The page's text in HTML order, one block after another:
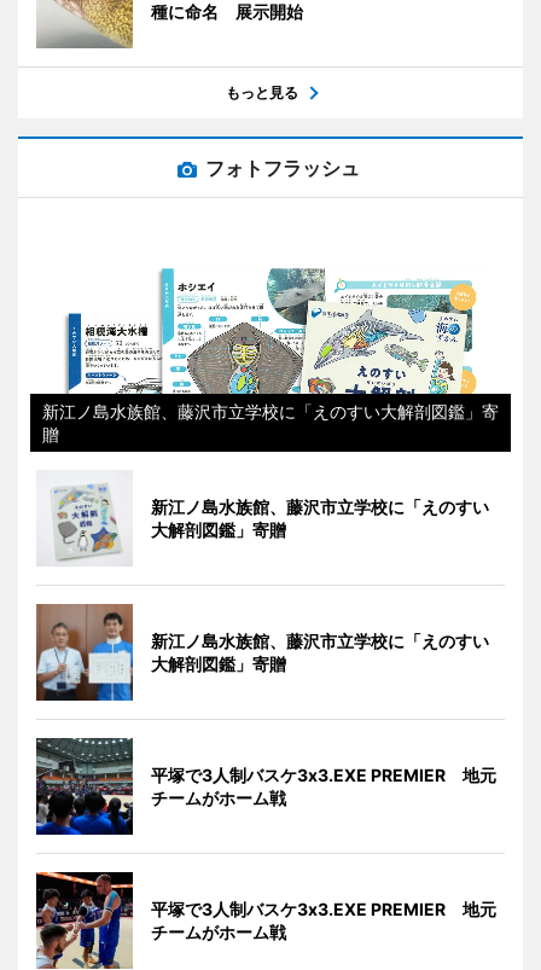
種に命名 展示開始
もっと見る
フォトフラッシュ
新江ノ島水族館、藤沢市立学校に「えのすい大解剖図鑑」寄
贈
新江ノ島水族館、藤沢市立学校に「えのすい
大解剖図鑑」寄贈
新江ノ島水族館、藤沢市立学校に「えのすい
大解剖図鑑」寄贈
平塚で3人制バスケ3x3.EXE PREMIER 地元
チームがホーム戦
平塚で3人制バスケ3x3.EXE PREMIER 地元
チームがホーム戦